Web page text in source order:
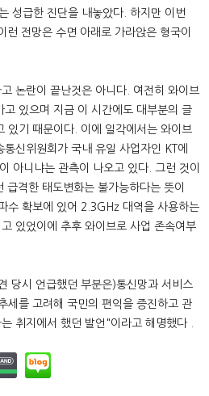
성급한 진단을 내놓았다. 하지만 이번
런 전망은 수면 아래로 가라앉은 형국이
논란이 끝난것은 아니다. 여전히 와이브
있으며 지금 이 시간에도 대부분의 글
있기 때문이다. 이에 일각에서는 와이브
신위원회가 국내 유일 사업자인 KT에
아니냐는 관측이 나오고 있다. 그런 것이
격한 태도변화는 불가능하다는 뜻이
수 확보에 있어 2.3GHz 대역을 사용하는
있었이에 추후 와이브로 사업 존속여부
당시 언급했던 부분은)통신망과 서비스
세를 고려해 국민의 편익을 증진하고 관
취지에서 했던 발언"이라고 해명했다 .